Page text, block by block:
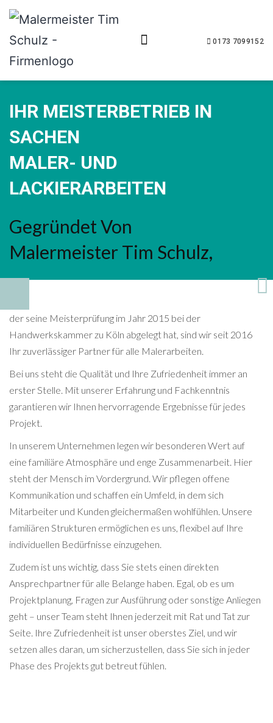
0173 7099152
IHR MEISTERBETRIEB IN
SACHEN
MALER- UND
LACKIERARBEITEN
Gegründet Von
Malermeister Tim Schulz,
der seine Meisterprüfung im Jahr 2015 bei der
Handwerkskammer zu Köln abgelegt hat, sind wir seit 2016
Ihr zuverlässiger Partner für alle Malerarbeiten.
Bei uns steht die Qualität und Ihre Zufriedenheit immer an
erster Stelle. Mit unserer Erfahrung und Fachkenntnis
garantieren wir Ihnen hervorragende Ergebnisse für jedes
Projekt.
In unserem Unternehmen legen wir besonderen Wert auf
eine familiäre Atmosphäre und enge Zusammenarbeit. Hier
steht der Mensch im Vordergrund. Wir pflegen offene
Kommunikation und schaffen ein Umfeld, in dem sich
Mitarbeiter und Kunden gleichermaßen wohlfühlen. Unsere
familiären Strukturen ermöglichen es uns, flexibel auf Ihre
individuellen Bedürfnisse einzugehen.
Zudem ist uns wichtig, dass Sie stets einen direkten
Ansprechpartner für alle Belange haben. Egal, ob es um
Projektplanung, Fragen zur Ausführung oder sonstige Anliegen
geht – unser Team steht Ihnen jederzeit mit Rat und Tat zur
Seite. Ihre Zufriedenheit ist unser oberstes Ziel, und wir
setzen alles daran, um sicherzustellen, dass Sie sich in jeder
Phase des Projekts gut betreut fühlen.